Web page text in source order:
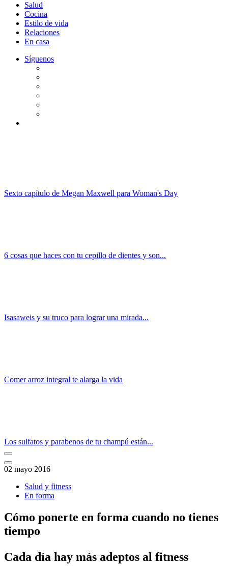
Salud
Cocina
Estilo de vida
Relaciones
En casa
Síguenos
Sexto capítulo de Megan Maxwell para Woman's Day
6 cosas que haces con tu cepillo de dientes y son...
Isasaweis y su truco para lograr una mirada...
Comer arroz integral te alarga la vida
Los sulfatos y parabenos de tu champú están...
02 mayo 2016
Salud y fitness
En forma
Cómo ponerte en forma cuando no tienes
tiempo
Cada día hay más adeptos al fitness